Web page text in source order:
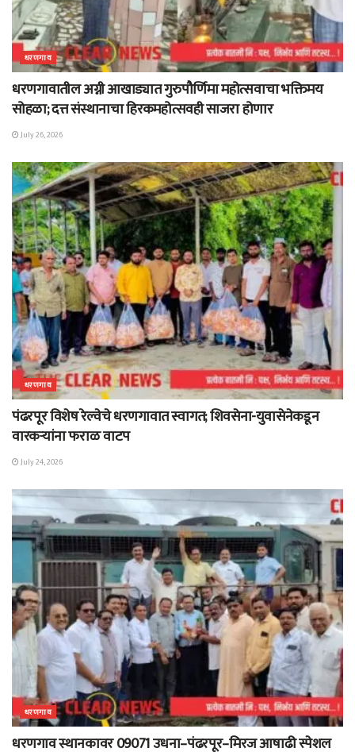
धरणगाव
धरणगावातील अग्नी आखाड्यात गुरुपौर्णिमा महोत्सवाचा भक्तिमय
सोहळा; दत्त संस्थानाचा हिरकमहोत्सवही साजरा होणार
July 26, 2026
धरणगाव
पंढरपूर विशेष रेल्वेचे धरणगावात स्वागत; शिवसेना-युवासेनेकडून
वारकऱ्यांना फराळ वाटप
July 24, 2026
धरणगाव
धरणगाव स्थानकावर 09071 उधना–पंढरपूर–मिरज आषाढी स्पेशल